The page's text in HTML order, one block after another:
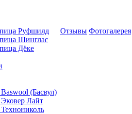
Руфшилд
Шинглас
Дёке
(Басвул)
Лайт
Отзывы Фотогалерея